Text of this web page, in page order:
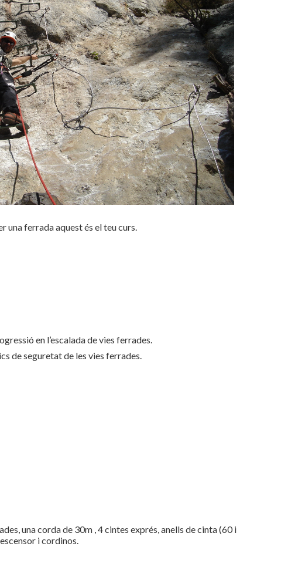
una ferrada aquest és el teu curs.
en l’escalada de vies ferrades.
de seguretat de les vies ferrades.
una corda de 30m , 4 cintes exprés, anells de cinta (60 i
i cordinos.